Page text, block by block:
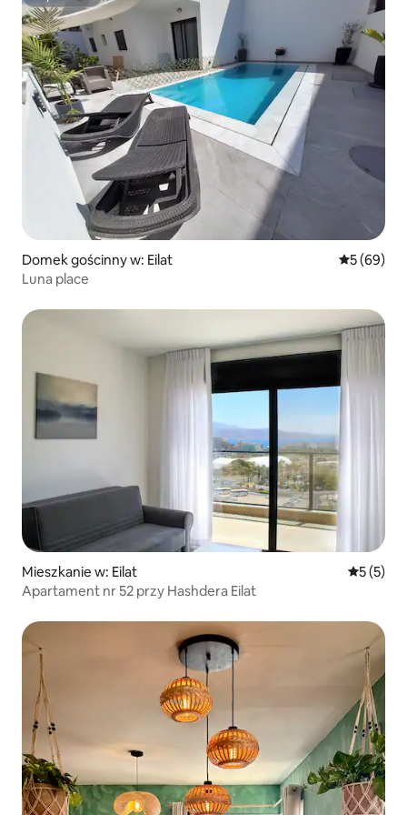
Domek gościnny w: Eilat Średnia
5 (69)
Luna place
Mieszkanie w: Eilat Średnia
5 (5)
Apartament nr 52 przy Hashdera Eilat